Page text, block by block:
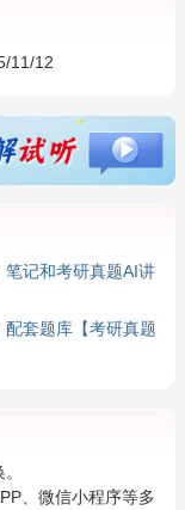
11/12
记和考研真题AI讲
套题库【考研真题
、微信小程序等多